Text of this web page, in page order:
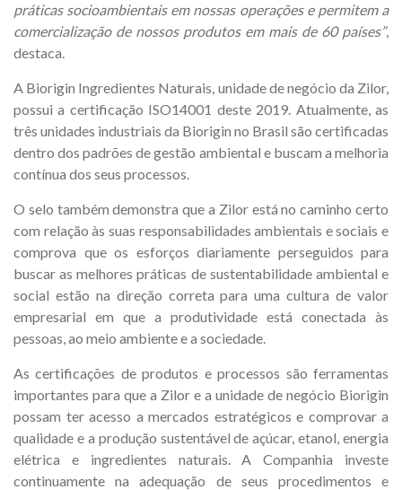
práticas socioambientais em nossas operações e permitem a
comercialização de nossos produtos em mais de 60 países”,
destaca.
A Biorigin Ingredientes Naturais, unidade de negócio da Zilor,
possui a certificação ISO14001 deste 2019. Atualmente, as
três unidades industriais da Biorigin no Brasil são certificadas
dentro dos padrões de gestão ambiental e buscam a melhoria
contínua dos seus processos.
O selo também demonstra que a Zilor está no caminho certo
com relação às suas responsabilidades ambientais e sociais e
comprova que os esforços diariamente perseguidos para
buscar as melhores práticas de sustentabilidade ambiental e
social estão na direção correta para uma cultura de valor
empresarial em que a produtividade está conectada às
pessoas, ao meio ambiente e a sociedade.
As certificações de produtos e processos são ferramentas
importantes para que a Zilor e a unidade de negócio Biorigin
possam ter acesso a mercados estratégicos e comprovar a
qualidade e a produção sustentável de açúcar, etanol, energia
elétrica e ingredientes naturais. A Companhia investe
continuamente na adequação de seus procedimentos e